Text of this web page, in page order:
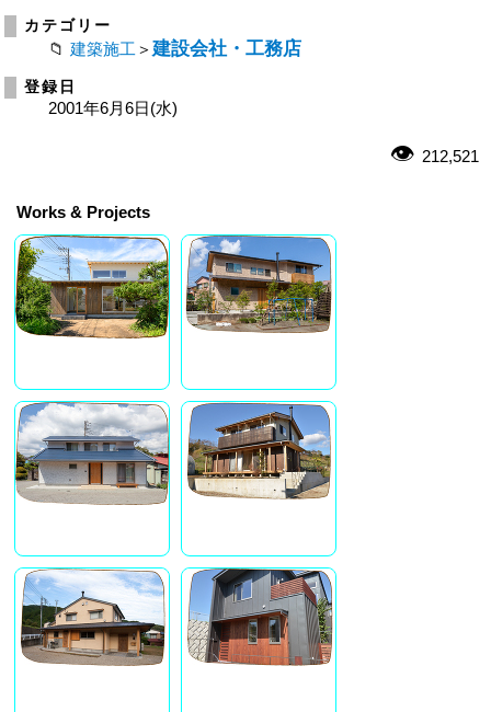
カテゴリー
建築施工 ＞ 建設会社・工務店
登録日
2001年6月6日(水)
212,521
Works & Projects